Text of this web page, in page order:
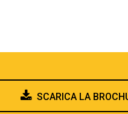
SCARICA LA